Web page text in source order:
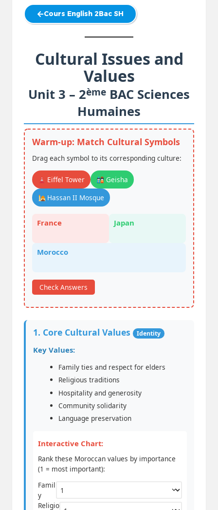
Cours English 2Bac SH
Cultural Issues and
Values
Unit 3 – 2ème BAC Sciences
Humaines
Warm-up: Match Cultural Symbols
Drag each symbol to its corresponding culture:
Eiffel Tower
Geisha
Hassan II Mosque
France Japan
Morocco
Check Answers
1. Core Cultural Values Identity
Key Values:
Family ties and respect for elders
Religious traditions
Hospitality and generosity
Community solidarity
Language preservation
Interactive Chart:
Rank these Moroccan values by importance
(1 = most important):
Famil
y
Religio